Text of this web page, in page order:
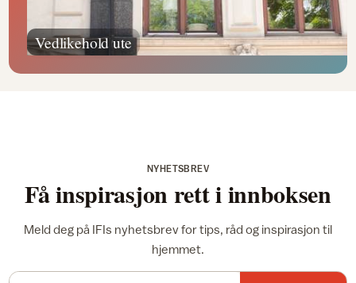
Vedlikehold ute
NYHETSBREV
Få inspirasjon rett i innboksen
Meld deg på IFIs nyhetsbrev for tips, råd og inspirasjon til
hjemmet.